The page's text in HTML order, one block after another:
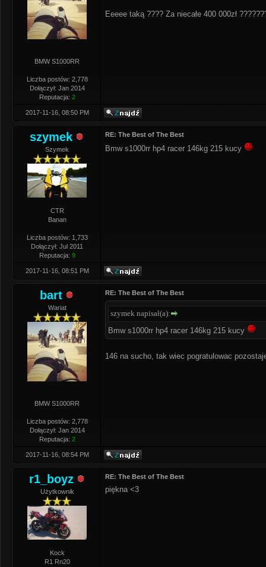
BMW S1000RR
Liczba postów: 2,778
Dołączył: Jan 2014
Reputacja: 2
Eeeee taką ???? Za niecałe 400 000zł
2017-11-16, 08:50 PM
szymek
Szymek
CTR
Banan
Liczba postów: 1,733
Dołączył: Jul 2011
Reputacja: 9
RE: The Best of The Best
Bmw s1000rr hp4 racer 146kg 215 kucy
2017-11-16, 08:51 PM
bart
Wariat
BMW S1000RR
Liczba postów: 2,778
Dołączył: Jan 2014
Reputacja: 2
RE: The Best of The Best
szymek napisał(a):
Bmw s1000rr hp4 racer 146kg 215 kucy
146 na sucho, tak wiec pogratulowac
2017-11-16, 08:54 PM
r1_boyz
Użytkownik
Kock
R1 Rn20
RE: The Best of The Best
piękna <3